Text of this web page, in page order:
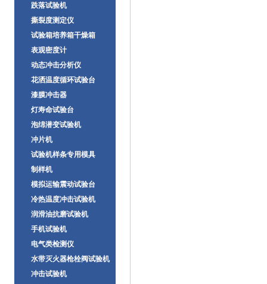
跌落试验机
撕裂度测定仪
试验箱培养箱干燥箱
表观密度计
动态冲击分析仪
花洒温度循环试验台
漆膜冲击器
灯寿命试验台
泡绵潜变试验机
冲片机
试验机样条专用模具
制样机
模拟运输震动试验台
冷热温度冲击试验机
润滑油抗磨试验机
手机试验机
电气类检测仪
水带灭火器枪栓阀试验机
冲击试验机